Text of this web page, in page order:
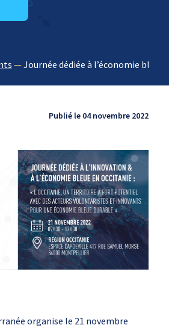
—Journée dédiée à l’économie bleue
Publié le 04 novembre 2022
organise le 21 novembre